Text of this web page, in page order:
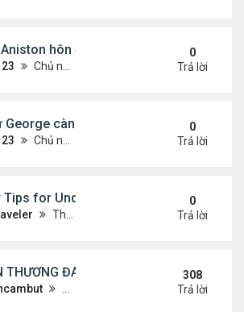
hôn đắm đuối bạn trai trên du
Chủ nhật Tháng 8 02, 2026 5:54 pm
0
Trả lời
George càng lớn càng điển trai
Chủ nhật Tháng 8 02, 2026 5:47 pm
0
Trả lời
Tips for Understanding Diablo 4 Items
Thứ 7 Tháng 8 01, 2026 12:25 am
0
Trả lời
THƯƠNG ĐAU..
308
Trả lời